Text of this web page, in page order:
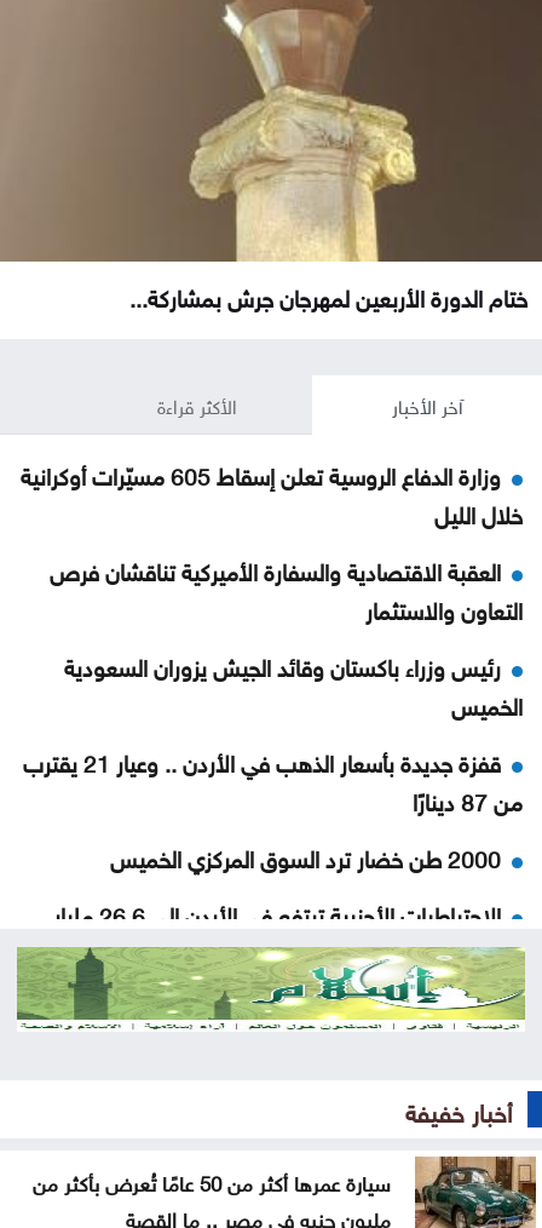
ختام الدورة الأربعين لمهرجان جرش بمشاركة...
آخر الأخبار الأكثر قراءة
وزارة الدفاع الروسية تعلن إسقاط 605 مسيّرات أوكرانية
خلال الليل
العقبة الاقتصادية والسفارة الأميركية تناقشان فرص
التعاون والاستثمار
رئيس وزراء باكستان وقائد الجيش يزوران السعودية
الخميس
قفزة جديدة بأسعار الذهب في الأردن .. وعيار 21 يقترب
من 87 دينارًا
2000 طن خضار ترد السوق المركزي الخميس
الاحتياطيات الأجنبية ترتفع في الأردن إلى 26.6 مليار
دولار لنهاية تموز
الاحتلال يواصل اقتحام مخيم قلنديا وسط هدم وتشديد
الجيش يعلن فتح باب التجنيد لحملة بكالوريوس الحقوق
الذهب يسجل أعلى مستوى له منذ 7 أسابيع
أخبار خفيفة
سيارة عمرها أكثر من 50 عامًا تُعرض بأكثر من
مليون جنيه في مصر .. ما القصة